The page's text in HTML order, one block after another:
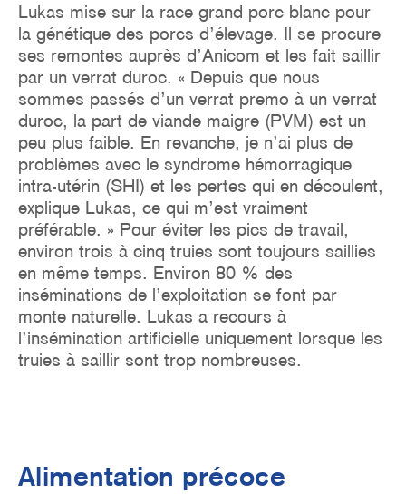
Lukas mise sur la race grand porc blanc pour
la génétique des porcs d’élevage. Il se procure
ses remontes auprès d’Anicom et les fait saillir
par un verrat duroc. « Depuis que nous
sommes passés d’un verrat premo à un verrat
duroc, la part de viande maigre (PVM) est un
peu plus faible. En revanche, je n’ai plus de
problèmes avec le syndrome hémorragique
intra-utérin (SHI) et les pertes qui en découlent,
explique Lukas, ce qui m’est vraiment
préférable. » Pour éviter les pics de travail,
environ trois à cinq truies sont toujours saillies
en même temps. Environ 80 % des
inséminations de l’exploitation se font par
monte naturelle. Lukas a recours à
l’insémination artificielle uniquement lorsque les
truies à saillir sont trop nombreuses.
Alimentation précoce